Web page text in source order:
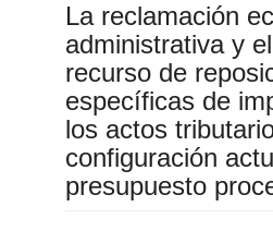
La reclamación
administrativa y
recurso de
específicas de
los actos
configuración
presupuesto